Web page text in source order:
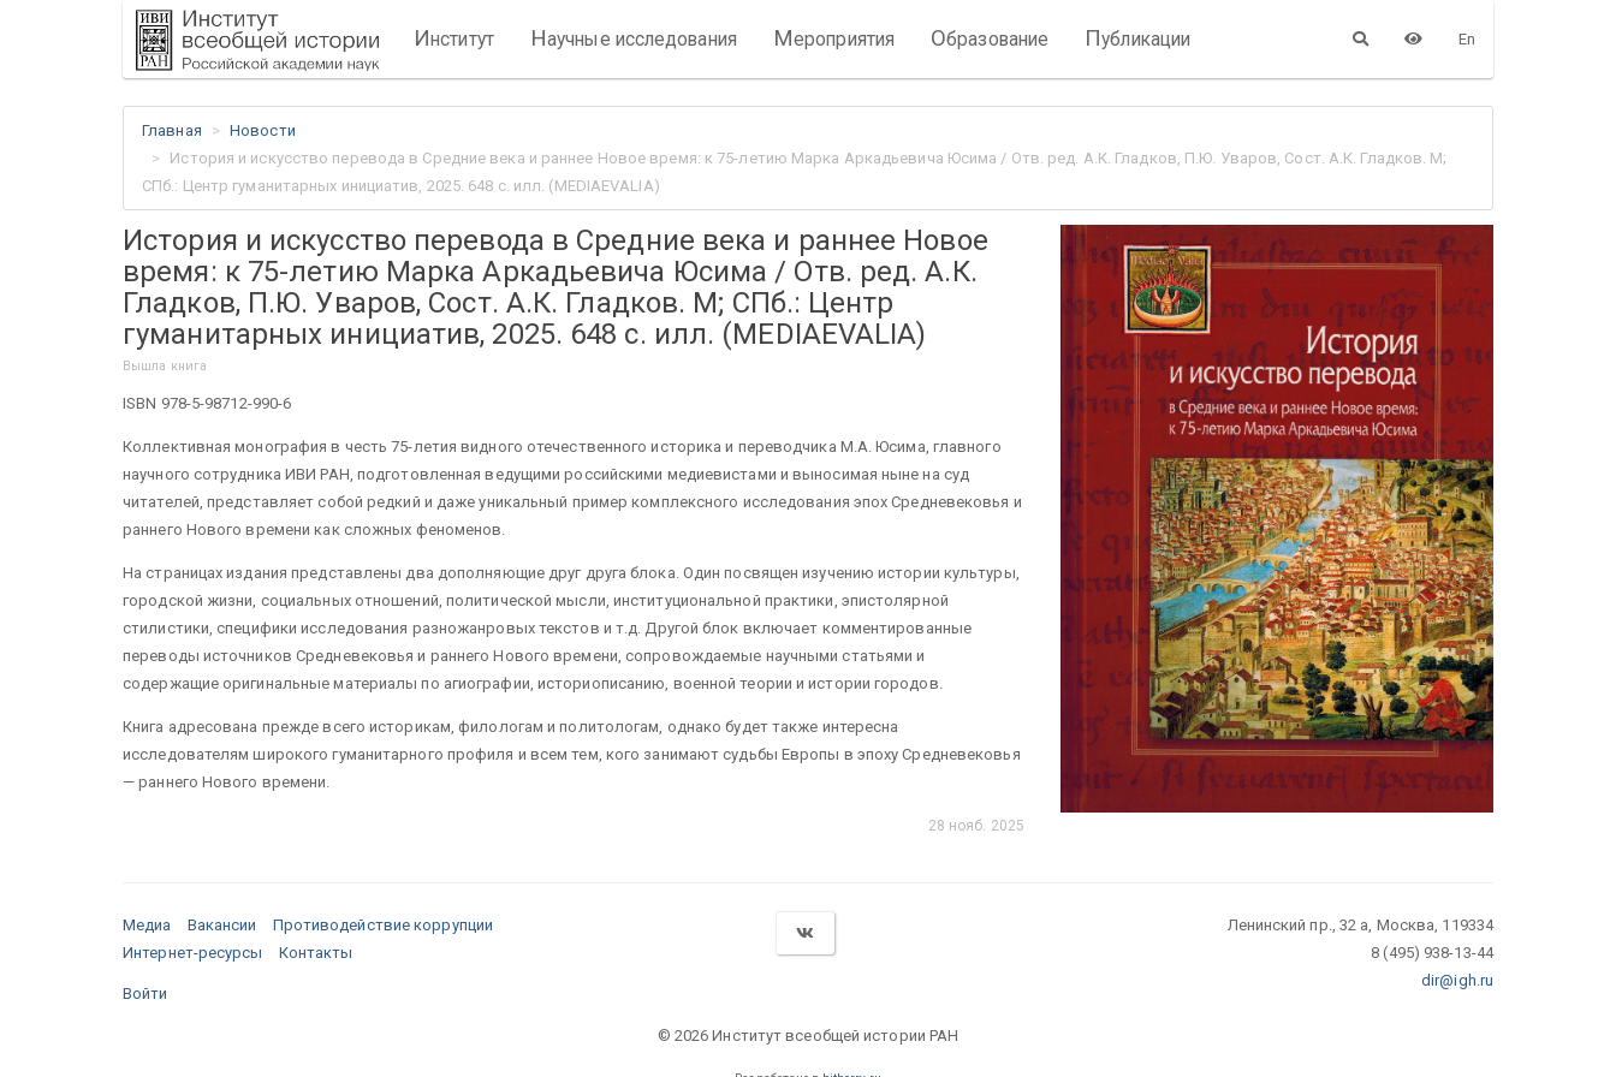
Институт Научные исследования Мероприятия Образование Публикации En
Главная
Новости
История и искусство перевода в Средние века и раннее Новое время: к 75-летию Марка Аркадьевича Юсима / Отв. ред. А.К. Гладков, П.Ю. Уваров, Сост. А.К. Гладков. М;
СПб.: Центр гуманитарных инициатив, 2025. 648 c. илл. (MEDIAEVALIA)
История и искусство перевода в Средние века и раннее Новое
время: к 75-летию Марка Аркадьевича Юсима / Отв. ред. А.К.
Гладков, П.Ю. Уваров, Сост. А.К. Гладков. М; СПб.: Центр
гуманитарных инициатив, 2025. 648 c. илл. (MEDIAEVALIA)
Вышла книга
ISBN 978-5-98712-990-6
Коллективная монография в честь 75-летия видного отечественного историка и переводчика М.А. Юсима, главного
научного сотрудника ИВИ РАН, подготовленная ведущими российскими медиевистами и выносимая ныне на суд
читателей, представляет собой редкий и даже уникальный пример комплексного исследования эпох Средневековья и
раннего Нового времени как сложных феноменов.
На страницах издания представлены два дополняющие друг друга блока. Один посвящен изучению истории культуры,
городской жизни, социальных отношений, политической мысли, институциональной практики, эпистолярной
стилистики, специфики исследования разножанровых текстов и т.д. Другой блок включает комментированные
переводы источников Средневековья и раннего Нового времени, сопровождаемые научными статьями и
содержащие оригинальные материалы по агиографии, историописанию, военной теории и истории городов.
Книга адресована прежде всего историкам, филологам и политологам, однако будет также интересна
исследователям широкого гуманитарного профиля и всем тем, кого занимают судьбы Европы в эпоху Средневековья
— раннего Нового времени.
28 нояб. 2025
Медиа Вакансии
Противодействие коррупции
Интернет-ресурсы
Контакты
Войти
Ленинский пр., 32 а, Москва, 119334
8 (495) 938-13-44
dir@igh.ru
© 2026 Институт всеобщей истории РАН